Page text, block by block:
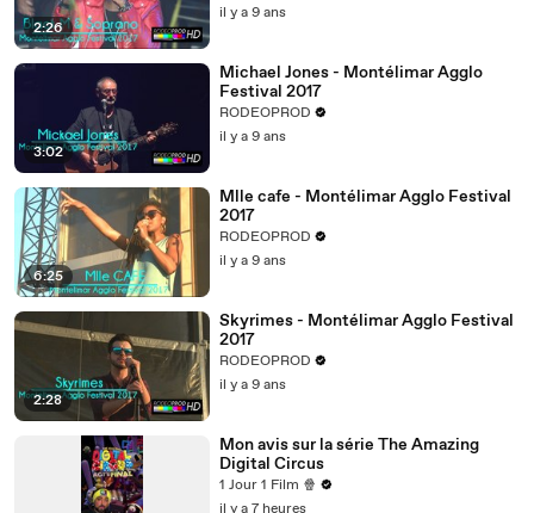
2:26
il y a 9 ans
3:02
Michael Jones - Montélimar Agglo
Festival 2017
RODEOPROD
il y a 9 ans
6:25
Mlle cafe - Montélimar Agglo Festival
2017
RODEOPROD
il y a 9 ans
2:28
Skyrimes - Montélimar Agglo Festival
2017
RODEOPROD
il y a 9 ans
Mon avis sur la série The Amazing
Digital Circus
1 Jour 1 Film 🍿